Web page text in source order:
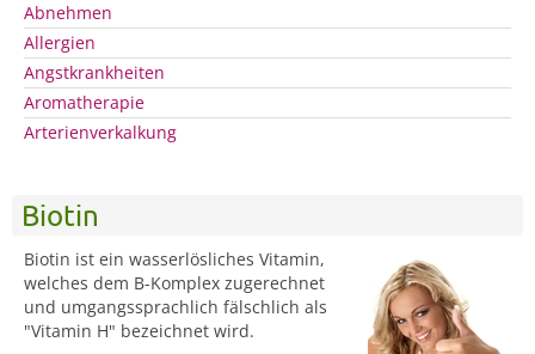
Abnehmen
Allergien
Angstkrankheiten
Aromatherapie
Arterienverkalkung
Biotin
Biotin ist ein wasserlösliches Vitamin,
welches dem B-Komplex zugerechnet
und umgangssprachlich fälschlich als
"Vitamin H" bezeichnet wird.